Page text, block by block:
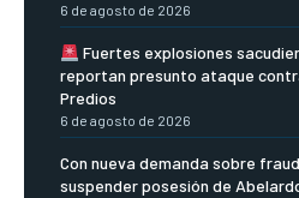
6 de agosto de 2026
Fuertes explosiones
reportan presunto ataque
Predios
6 de agosto de 2026
Con nueva demanda sobre
suspender posesión de